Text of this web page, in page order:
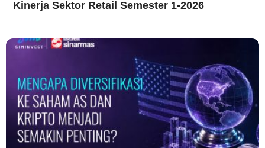
Kinerja Sektor Retail Semester 1-2026